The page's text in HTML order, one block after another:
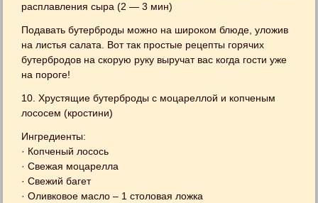
расплавления сыра (2 — 3 мин)
Подавать бутерброды можно на широком блюде, уложив
на листья салата. Вот так простые рецепты горячих
бутербродов на скорую руку выручат вас когда гости уже
на пороге!
10. Хрустящие бутерброды с моцареллой и копченым
лососем (кростини)
Ингредиенты:
· Копченый лосось
· Свежая моцарелла
· Свежий багет
· Оливковое масло – 1 столовая ложка